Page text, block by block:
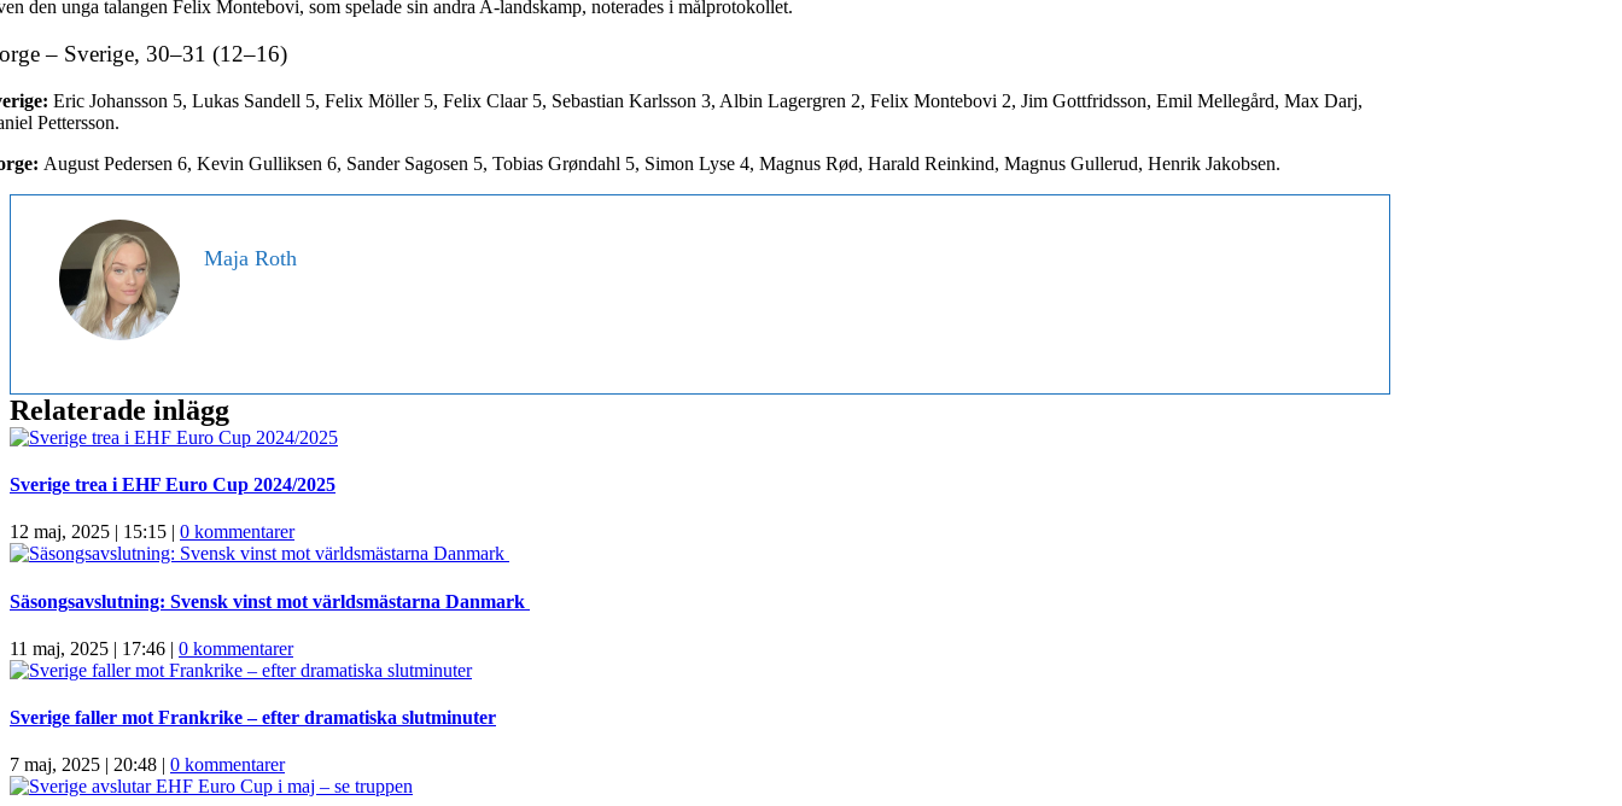
den unga talangen Felix Montebovi, som spelade sin andra A-landskamp, noterades i målprotokollet.
– Sverige, 30–31 (12–16)
Eric Johansson 5, Lukas Sandell 5, Felix Möller 5, Felix Claar 5, Sebastian Karlsson 3, Albin Lagergren 2, Felix Montebovi 2, Jim Gottfridsson, Emil Mellegård, Max Darj,
Pettersson.
August Pedersen 6, Kevin Gulliksen 6, Sander Sagosen 5, Tobias Grøndahl 5, Simon Lyse 4, Magnus Rød, Harald Reinkind, Magnus Gullerud, Henrik Jakobsen.
Maja Roth
Relaterade inlägg
Sverige trea i EHF Euro Cup 2024/2025
12 maj, 2025 | 15:15 | 0 kommentarer
Säsongsavslutning: Svensk vinst mot världsmästarna Danmark
11 maj, 2025 | 17:46 | 0 kommentarer
Sverige faller mot Frankrike – efter dramatiska slutminuter
7 maj, 2025 | 20:48 0 kommentarer